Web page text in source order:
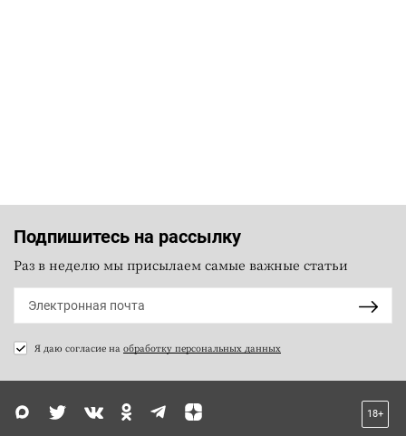
Подпишитесь на рассылку
Раз в неделю мы присылаем самые важные статьи
Я даю согласие на обработку персональных данных
18+